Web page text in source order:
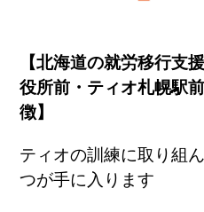
【北海道の就労移行
役所前・ティオ札幌駅
徴】
ティオの訓練に取り組
つが手に入ります